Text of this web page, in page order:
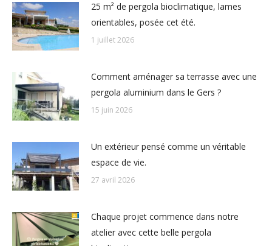
25 m² de pergola bioclimatique, lames
orientables, posée cet été.
1 juillet 2026
Comment aménager sa terrasse avec une
pergola aluminium dans le Gers ?
15 juin 2026
Un extérieur pensé comme un véritable
espace de vie.
27 avril 2026
Chaque projet commence dans notre
atelier avec cette belle pergola